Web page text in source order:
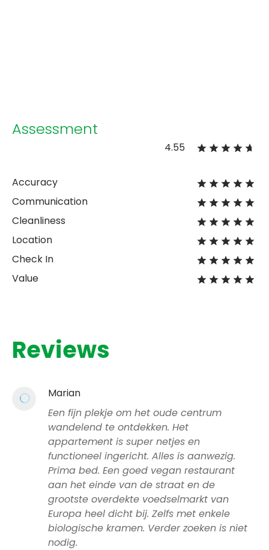
Assessment
4.55
Accuracy
Communication
Cleanliness
Location
Check In
Value
Reviews
Marian
Een fijn plekje om het oude centrum
wandelend te ontdekken. Het
appartement is super netjes en
functioneel ingericht. Alles is aanwezig.
Prima bed. Een goed vegan restaurant
aan het einde van de straat en de
grootste overdekte voedselmarkt van
Europa heel dicht bij. Zelfs met enkele
biologische kramen. Verder zoeken is niet
nodig.